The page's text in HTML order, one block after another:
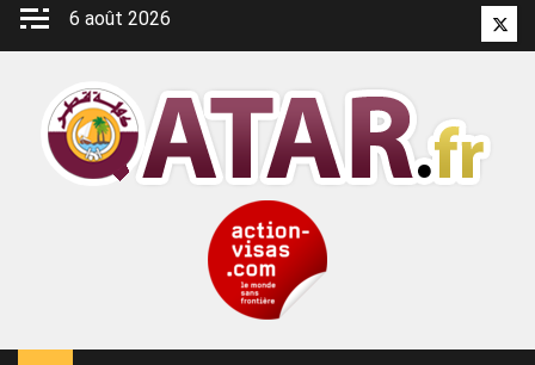
Aller
6 août 2026